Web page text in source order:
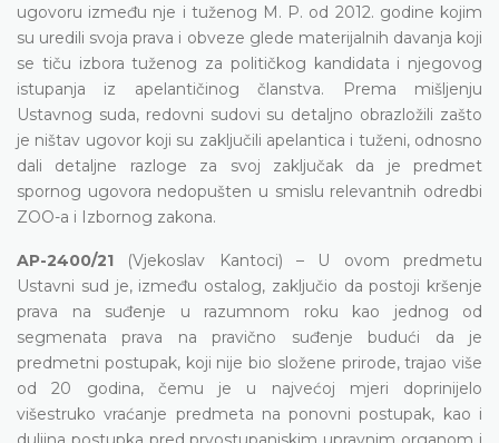
ugovoru između nje i tuženog M. P. od 2012. godine kojim
su uredili svoja prava i obveze glede materijalnih davanja koji
se tiču izbora tuženog za političkog kandidata i njegovog
istupanja iz apelantičinog članstva. Prema mišljenju
Ustavnog suda, redovni sudovi su detaljno obrazložili zašto
je ništav ugovor koji su zaključili apelantica i tuženi, odnosno
dali detaljne razloge za svoj zaključak da je predmet
spornog ugovora nedopušten u smislu relevantnih odredbi
ZOO-a i Izbornog zakona.
AP-2400/21 (Vjekoslav Kantoci) – U ovom predmetu
Ustavni sud je, između ostalog, zaključio da postoji kršenje
prava na suđenje u razumnom roku kao jednog od
segmenata prava na pravično suđenje budući da je
predmetni postupak, koji nije bio složene prirode, trajao više
od 20 godina, čemu je u najvećoj mjeri doprinijelo
višestruko vraćanje predmeta na ponovni postupak, kao i